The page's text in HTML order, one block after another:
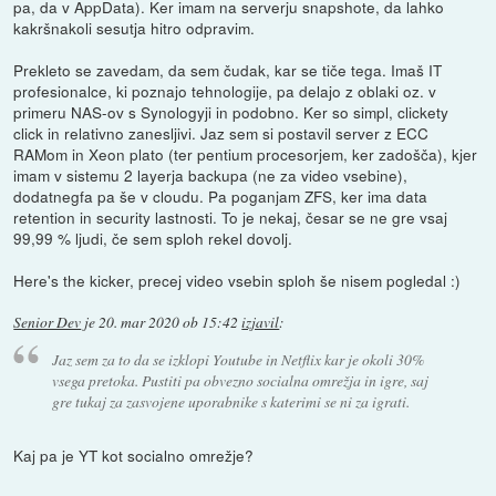
pa, da v AppData). Ker imam na serverju snapshote, da lahko
kakršnakoli sesutja hitro odpravim.
Prekleto se zavedam, da sem čudak, kar se tiče tega. Imaš IT
profesionalce, ki poznajo tehnologije, pa delajo z oblaki oz. v
primeru NAS-ov s Synologyji in podobno. Ker so simpl, clickety
click in relativno zanesljivi. Jaz sem si postavil server z ECC
RAMom in Xeon plato (ter pentium procesorjem, ker zadošča), kjer
imam v sistemu 2 layerja backupa (ne za video vsebine),
dodatnegfa pa še v cloudu. Pa poganjam ZFS, ker ima data
retention in security lastnosti. To je nekaj, česar se ne gre vsaj
99,99 % ljudi, če sem sploh rekel dovolj.
Here's the kicker, precej video vsebin sploh še nisem pogledal :)
Senior Dev je20. mar 2020 ob 15:42 izjavil:
Jaz sem za to da se izklopi Youtube in Netflix kar je okoli 30%
vsega pretoka. Pustiti pa obvezno socialna omrežja in igre, saj
gre tukaj za zasvojene uporabnike s katerimi se ni za igrati.
Kaj pa je YT kot socialno omrežje?